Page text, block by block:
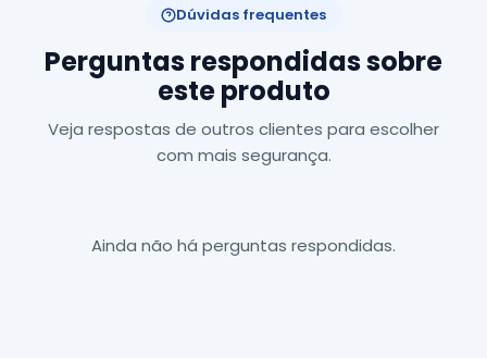
Dúvidas frequentes
Perguntas respondidas sobre
este produto
Veja respostas de outros clientes para escolher
com mais segurança.
Ainda não há perguntas respondidas.